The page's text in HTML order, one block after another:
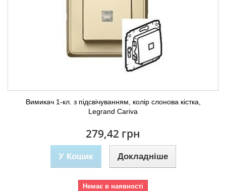
Вимикач 1-кл. з підсвічуванням, колір слонова кістка,
Legrand Cariva
279,42 грн
У Кошик Докладніше
Немає в наявності